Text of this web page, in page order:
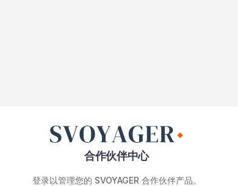
合作伙伴中心
登录以管理您的 SVOYAGER 合作伙伴产品。